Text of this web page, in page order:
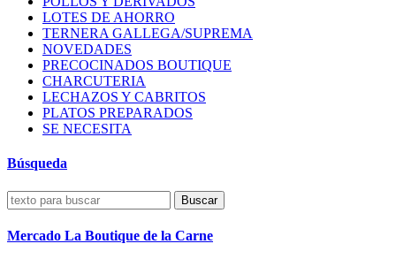
LOTES DE AHORRO
TERNERA GALLEGA/SUPREMA
NOVEDADES
PRECOCINADOS BOUTIQUE
CHARCUTERIA
LECHAZOS Y CABRITOS
PLATOS PREPARADOS
SE NECESITA
Búsqueda
Buscar
Mercado La Boutique de la Carne